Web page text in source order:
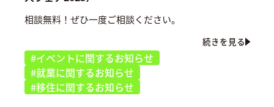
相談無料！ぜひ一度ご相談ください。
続きを見る
#イベントに関するお知らせ
#就業に関するお知らせ
#移住に関するお知らせ